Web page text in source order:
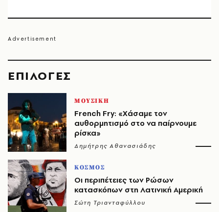
EΠΙΛΟΓΈΣ
ΜΟΥΣΙΚΗ
French Fry: «Χάσαμε τον
αυθορμητισμό στο να παίρνουμε
ρίσκα»
Δημήτρης Αθανασιάδης
ΚΟΣΜΟΣ
Οι περιπέτειες των Ρώσων
κατασκόπων στη Λατινική Αμερική
Σώτη Τριανταφύλλου